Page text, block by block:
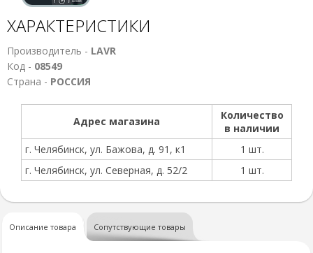
ХАРАКТЕРИСТИКИ
Производитель - LAVR
Код - 08549
Страна - РОССИЯ
Адрес магазина
Количество
в наличии
г. Челябинск, ул. Бажова, д. 91, к1
1 шт.
г. Челябинск, ул. Северная, д. 52/2
1 шт.
Описание товара Сопутствующие товары